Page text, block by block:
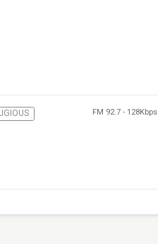
FM 92.7 - 128Kbps